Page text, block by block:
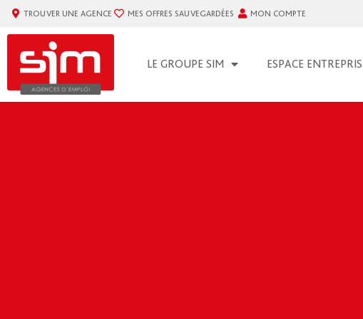
TROUVER UNE AGENCE MES OFFRES SAUVEGARDÉES MON COMPTE
LE GROUPE SIM ESPACE